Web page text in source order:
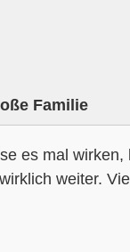
Familie
es mal wirken,
weiter.